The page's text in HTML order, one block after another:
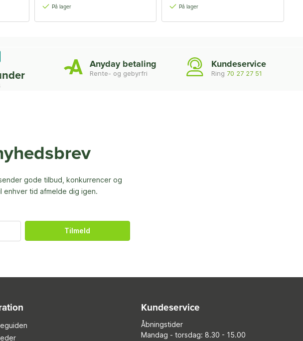
På lager På lager
Anyday betaling
Rente- og gebyrfri
Kundeservice
Ring 70 27 27 51
gode tilbud, konkurrencer og
enhver tid afmelde dig igen.
Tilmeld
Kundeservice
Åbningstider
Mandag - torsdag: 8.30 - 15.00